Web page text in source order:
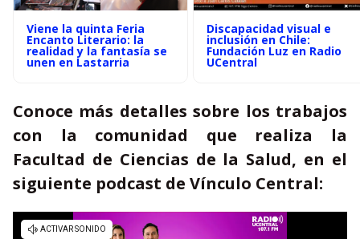
Viene la quinta Feria
Encanto Literario: la
realidad y la fantasía se
unen en Lastarria
Discapacidad visual e
inclusión en Chile:
Fundación Luz en Radio
UCentral
Conoce más detalles sobre los trabajos
con la comunidad que realiza la
Facultad de Ciencias de la Salud, en el
siguiente podcast de Vínculo Central: